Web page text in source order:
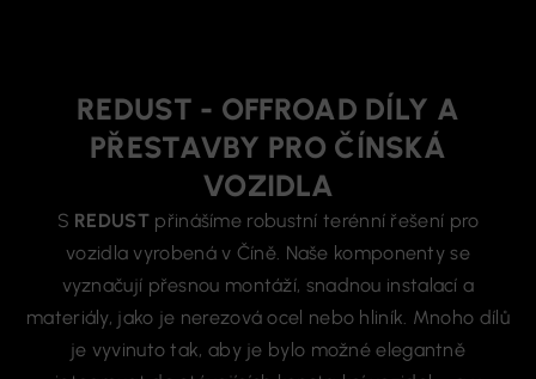
REDUST - OFFROAD DÍLY A
PŘESTAVBY PRO ČÍNSKÁ
VOZIDLA
S REDUST přinášíme robustní terénní řešení pro
vozidla vyrobená v Číně. Naše komponenty se
vyznačují přesnou montáží, snadnou instalací a
materiály, jako je nerezová ocel nebo hliník. Mnoho dílů
je vyvinuto tak, aby je bylo možné elegantně